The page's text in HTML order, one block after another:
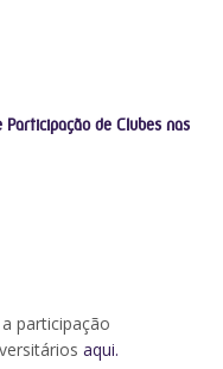
de Clubes nas
participação
aqui.